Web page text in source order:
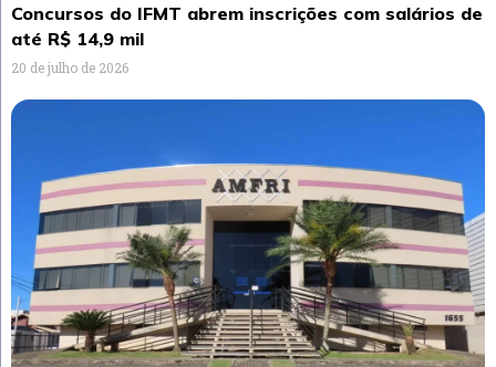
Concursos do IFMT abrem inscrições com salários de
até R$ 14,9 mil
20 de julho de 2026